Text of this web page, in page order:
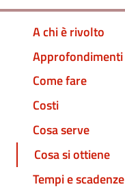
A chi è rivolto
Approfondimenti
Come fare
Costi
Cosa serve
Cosa si ottiene
Tempi e scadenze